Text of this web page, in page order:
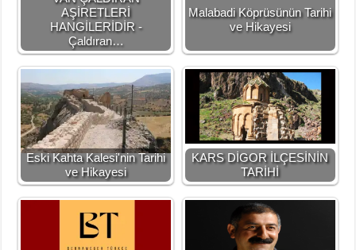
AŞİRETLERİ
HANGİLERİDİR -
Çaldıran…
Malabadi Köprüsünün Tarihi
ve Hikayesi
Eski Kahta Kalesi'nin Tarihi
ve Hikayesi
KARS DİGOR İLÇESİNİN
TARİHİ